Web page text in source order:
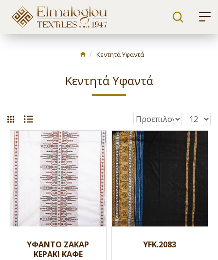
Κεντητά Υφαντά
Κεντητά Υφαντά
ΥΦΑΝΤΟ ΖΑΚΑΡ
ΚΕΡΑΚΙ ΚΑΦΕ
YFK.2083